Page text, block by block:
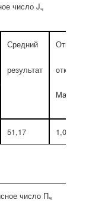
число Jч
Средний
результат
Max (%)
51,17 1,04
число Пч